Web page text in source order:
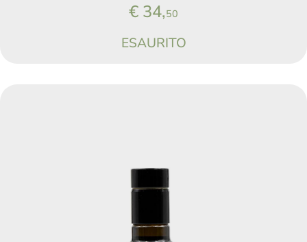
€ 34,50
ESAURITO